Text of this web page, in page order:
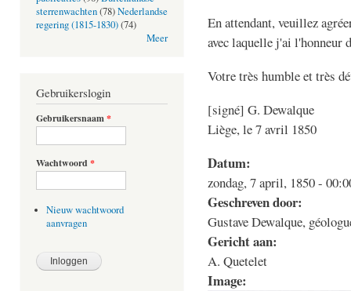
sterrenwachten(78)Nederlandse
regering (1815-1830)(74)
Meer
Gebruikerslogin
Gebruikersnaam*
Wachtwoord *
Nieuw wachtwoord
aanvragen
En attendant, veuillez
avec laquelle j'ai l'honneur
Votre très humble et très
[signé] G. Dewalque
Liège, le 7 avril 1850
Datum:
zondag, 7 april, 1850 -
Geschreven door:
Gustave Dewalque,
Gericht aan:
A. Quetelet
Image: